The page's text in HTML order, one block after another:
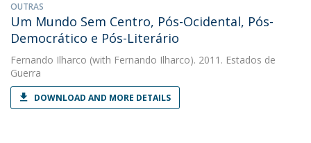
OUTRAS
Um Mundo Sem Centro, Pós-Ocidental, Pós-
Democrático e Pós-Literário
Fernando Ilharco (with Fernando Ilharco). 2011. Estados de
Guerra
DOWNLOAD AND MORE DETAILS